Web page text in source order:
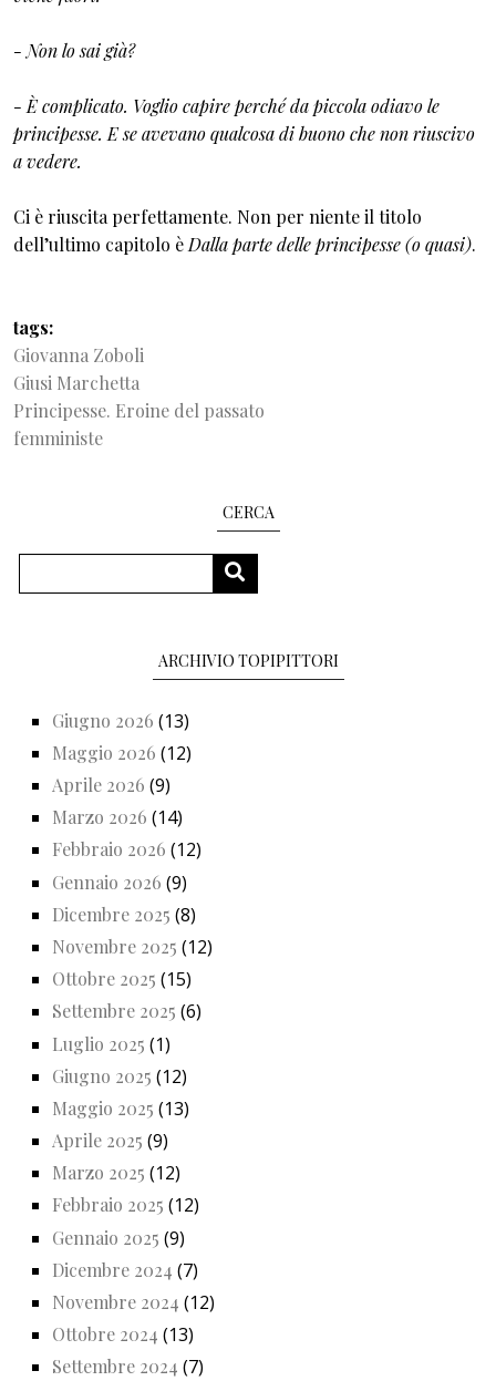
- Non lo sai già?
- È complicato. Voglio capire perché da piccola odiavo le
principesse. E se avevano qualcosa di buono che non riuscivo
a vedere.
Ci è riuscita perfettamente. Non per niente il titolo
dell’ultimo capitolo è Dalla parte delle principesse (o quasi).
tags
Giovanna Zoboli
Giusi Marchetta
Principesse. Eroine del passato
femministe
CERCA
CERCA
ARCHIVIO TOPIPITTORI
Giugno 2026 (13)
Maggio 2026 (12)
Aprile 2026 (9)
Marzo 2026 (14)
Febbraio 2026 (12)
Gennaio 2026 (9)
Dicembre 2025 (8)
Novembre 2025 (12)
Ottobre 2025 (15)
Settembre 2025 (6)
Luglio 2025 (1)
Giugno 2025 (12)
Maggio 2025 (13)
Aprile 2025 (9)
Marzo 2025 (12)
Febbraio 2025 (12)
Gennaio 2025 (9)
Dicembre 2024 (7)
Novembre 2024 (12)
Ottobre 2024 (13)
Settembre 2024 (7)